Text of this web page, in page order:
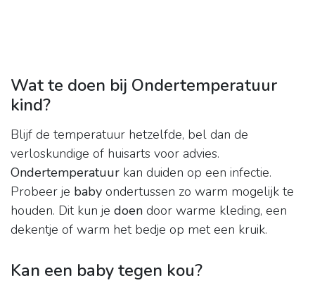
Wat te doen bij Ondertemperatuur
kind?
Blijf de temperatuur hetzelfde, bel dan de
verloskundige of huisarts voor advies.
Ondertemperatuur kan duiden op een infectie.
Probeer je baby ondertussen zo warm mogelijk te
houden. Dit kun je doen door warme kleding, een
dekentje of warm het bedje op met een kruik.
Kan een baby tegen kou?